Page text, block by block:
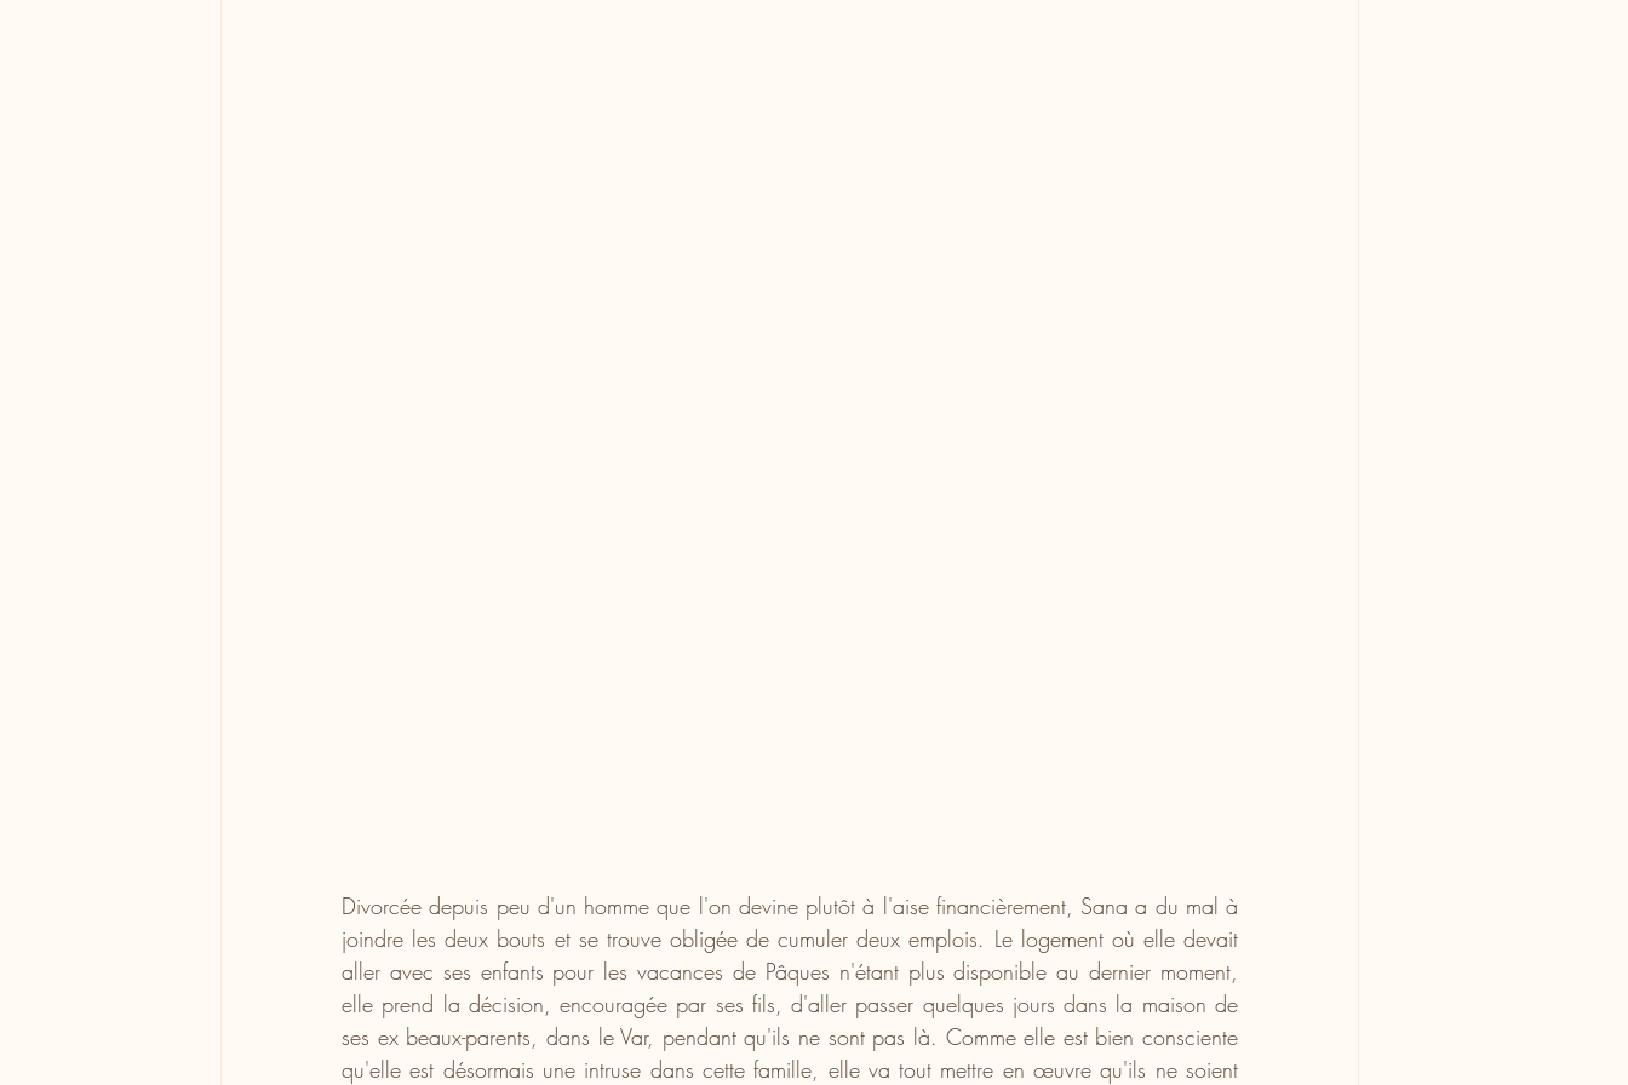
Divorcée depuis peu d'un homme que l'on devine plutôt à l'aise financièrement, Sana a du mal à
joindre les deux bouts et se trouve obligée de cumuler deux emplois. Le logement où elle devait
aller avec ses enfants pour les vacances de Pâques n'étant plus disponible au dernier moment,
elle prend la décision, encouragée par ses fils, d'aller passer quelques jours dans la maison de
ses ex beaux-parents, dans le Var, pendant qu'ils ne sont pas là. Comme elle est bien consciente
qu'elle est désormais une intruse dans cette famille, elle va tout mettre en œuvre qu'ils ne soient